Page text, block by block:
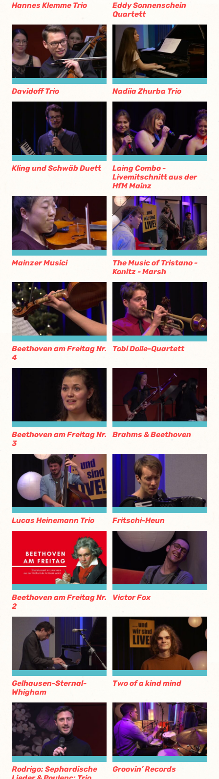
Hannes Klemme Trio
Eddy Sonnenschein
Quartett
Davidoff Trio Nadiia Zhurba Trio
Kling und Schwäb Duett
Laing Combo -
Livemitschnitt aus der
HfM Mainz
Mainzer Musici
The Music of Tristano -
Konitz - Marsh
Beethoven am Freitag Nr.
4
Tobi Dolle-Quartett
Beethoven am Freitag Nr.
3
Brahms & Beethoven
Lucas Heinemann Trio Fritschi-Heun
Beethoven am Freitag Nr.
2
Victor Fox
Gelhausen-Sternal-
Whigham
Two of a kind mind
Rodrigo: Sephardische
Groovin’ Records